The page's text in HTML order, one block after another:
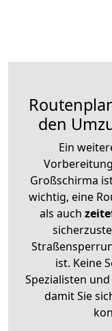
den
Ein
Großschirma
wichtig, eine
als auch
ist. Keine
Spezialisten
damit Sie